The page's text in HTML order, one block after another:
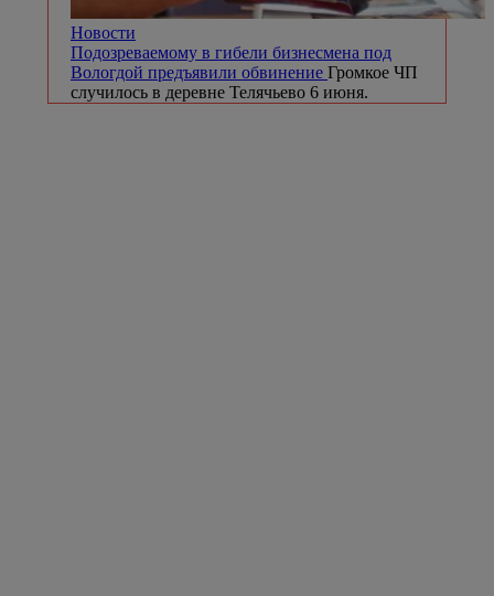
Новости
Подозреваемому в гибели бизнесмена под
Вологдой предъявили обвинение Громкое ЧП
случилось в деревне Телячьево 6 июня.